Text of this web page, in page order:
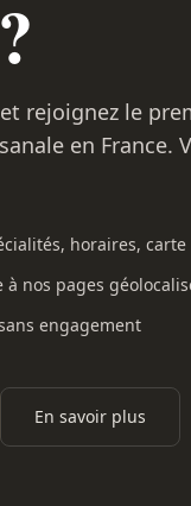
?
rejoignez le
en France.
horaires,
nos pages
engagement
En savoir plus